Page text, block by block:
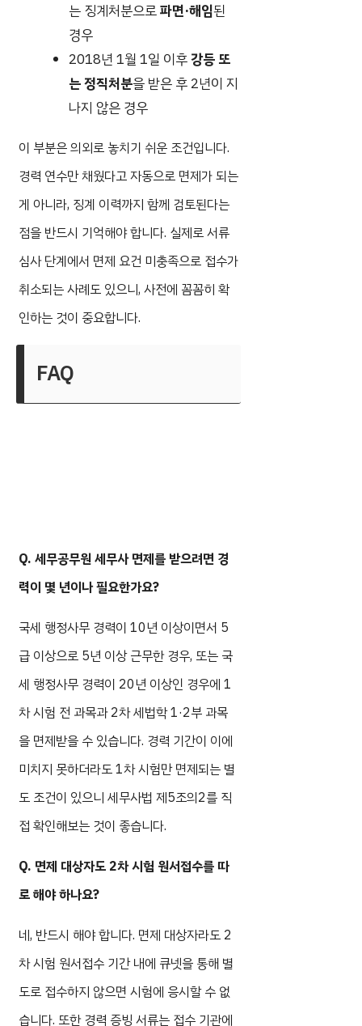
는 징계처분으로파면·해임된
경우
2018년 1월 1일 이후강등 또
는 정직처분을 받은 후 2년이 지
나지 않은 경우
이 부분은 의외로 놓치기 쉬운 조건입니다.
경력 연수만 채웠다고 자동으로 면제가 되는
게 아니라, 징계 이력까지 함께 검토된다는
점을 반드시 기억해야 합니다. 실제로 서류
심사 단계에서 면제 요건 미충족으로 접수가
취소되는 사례도 있으니, 사전에 꼼꼼히 확
인하는 것이 중요합니다.
FAQ
Q. 세무공무원 세무사 면제를 받으려면 경
력이 몇 년이나 필요한가요?
국세 행정사무 경력이 10년 이상이면서 5
급 이상으로 5년 이상 근무한 경우, 또는 국
세 행정사무 경력이 20년 이상인 경우에 1
차 시험 전 과목과 2차 세법학 1·2부 과목
을 면제받을 수 있습니다. 경력 기간이 이에
미치지 못하더라도 1차 시험만 면제되는 별
도 조건이 있으니 세무사법 제5조의2를 직
접 확인해보는 것이 좋습니다.
Q. 면제 대상자도 2차 시험 원서접수를 따
로 해야 하나요?
네, 반드시 해야 합니다. 면제 대상자라도 2
차 시험 원서접수 기간 내에 큐넷을 통해 별
도로 접수하지 않으면 시험에 응시할 수 없
습니다. 또한 경력 증빙 서류는 접수 기관에